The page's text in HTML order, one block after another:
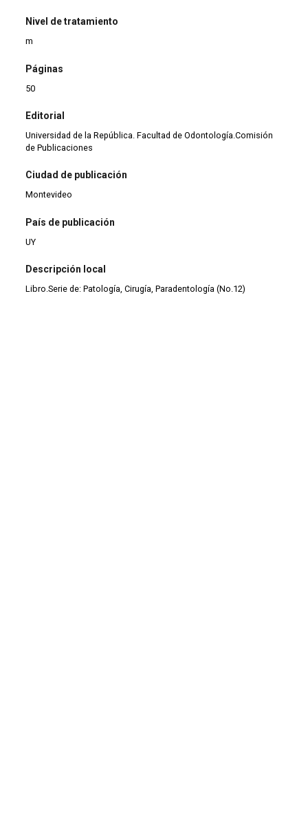
Nivel de tratamiento
m
Páginas
50
Editorial
Universidad de la República. Facultad de Odontología.Comisión
de Publicaciones
Ciudad de publicación
Montevideo
País de publicación
UY
Descripción local
Libro.Serie de: Patología, Cirugía, Paradentología (No.12)